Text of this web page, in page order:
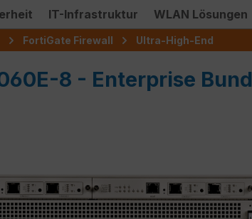
IT-Infrastruktur WLAN Lösungen
FortiGate Firewall Ultra-High-End
8 - Enterprise